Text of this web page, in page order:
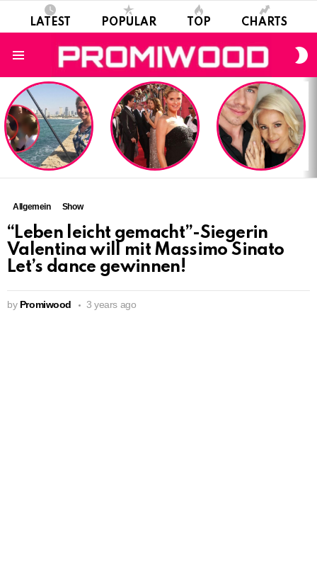
LATEST POPULAR TOP CHARTS
LATEST
STORIES
Allgemein Show
“Leben leicht gemacht”-Siegerin
Valentina will mit Massimo Sinato
Let’s dance gewinnen!
by Promiwood 3 years ago